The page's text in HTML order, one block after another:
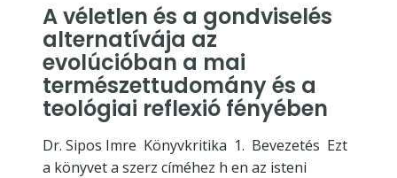
A véletlen és a gondviselés
alternatívája az
evolúcióban a mai
természettudomány és a
teológiai reflexió fényében
Dr. Sipos Imre Könyvkritika 1. Bevezetés Ezt
a könyvet a szerz címéhez h en az isteni